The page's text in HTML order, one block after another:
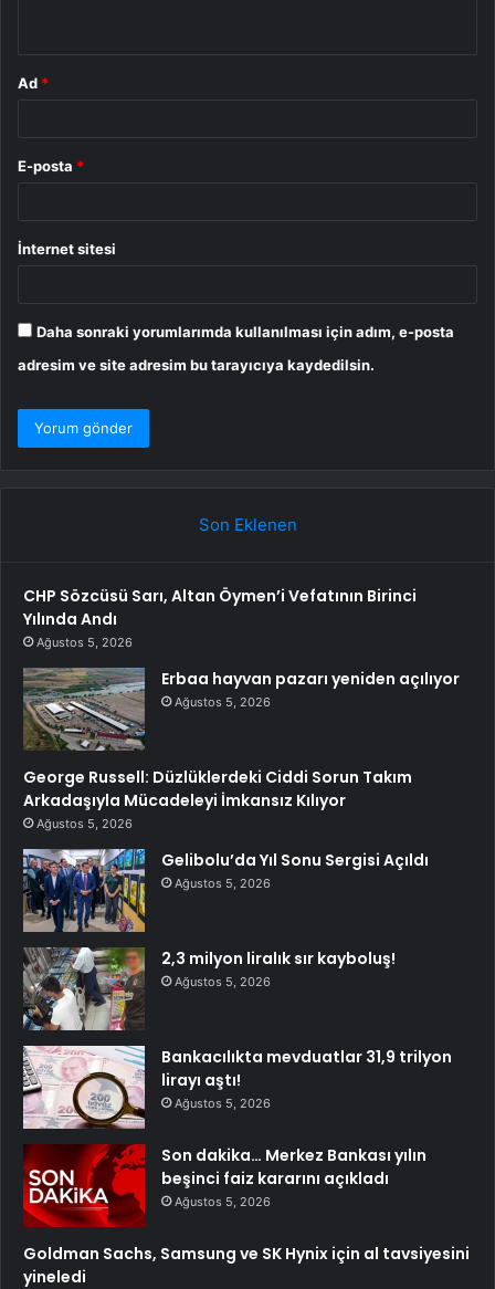
Ad *
E-posta *
İnternet sitesi
Daha sonraki yorumlarımda kullanılması için adım, e-posta
adresim ve site adresim bu tarayıcıya kaydedilsin.
Son Eklenen
CHP Sözcüsü Sarı, Altan Öymen’i Vefatının Birinci
Yılında Andı
Ağustos 5, 2026
Erbaa hayvan pazarı yeniden açılıyor
Ağustos 5, 2026
George Russell: Düzlüklerdeki Ciddi Sorun Takım
Arkadaşıyla Mücadeleyi İmkansız Kılıyor
Ağustos 5, 2026
Gelibolu’da Yıl Sonu Sergisi Açıldı
Ağustos 5, 2026
2,3 milyon liralık sır kayboluş!
Ağustos 5, 2026
Bankacılıkta mevduatlar 31,9 trilyon
lirayı aştı!
Ağustos 5, 2026
Son dakika… Merkez Bankası yılın
beşinci faiz kararını açıkladı
Ağustos 5, 2026
Goldman Sachs, Samsung ve SK Hynix için al tavsiyesini
yineledi